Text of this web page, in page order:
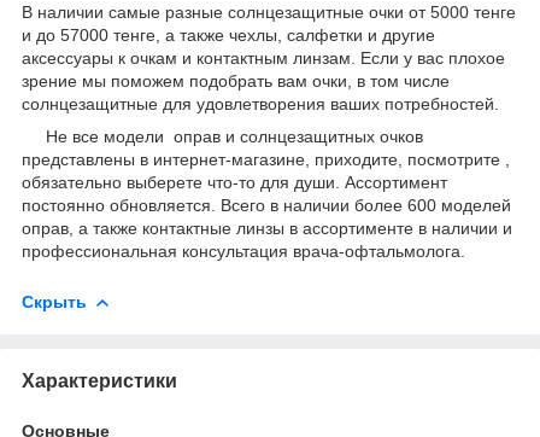
В наличии самые разные солнцезащитные очки от 5000 тенге
и до 57000 тенге, а также чехлы, салфетки и другие
аксессуары к очкам и контактным линзам. Если у вас плохое
зрение мы поможем подобрать вам очки, в том числе
солнцезащитные для удовлетворения ваших потребностей.
Не все модели оправ и солнцезащитных очков
представлены в интернет-магазине, приходите, посмотрите ,
обязательно выберете что-то для души. Ассортимент
постоянно обновляется. Всего в наличии более 600 моделей
оправ, а также контактные линзы в ассортименте в наличии и
профессиональная консультация врача-офтальмолога.
Скрыть
Характеристики
Основные